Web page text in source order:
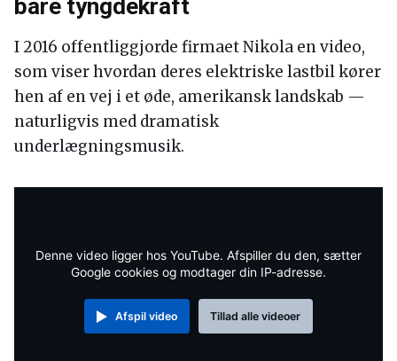
bare tyngdekraft
I 2016 offentliggjorde firmaet Nikola en video,
som viser hvordan deres elektriske lastbil kører
hen af en vej i et øde, amerikansk landskab —
naturligvis med dramatisk
underlægningsmusik.
Denne video ligger hos YouTube. Afspiller du den, sætter
Google cookies og modtager din IP-adresse.
Afspil video Tillad alle videoer